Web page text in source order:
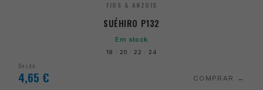
FIOS & ANZOIS
SUÉHIRO P132
Em stock
18 · 20 · 22 · 24
Desde
4,65 € COMPRAR